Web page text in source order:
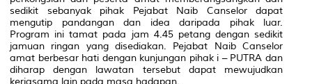
sedikit sebanyak pihak Pejabat Naib Canselor dapat
mengutip pandangan dan idea daripada pihak luar.
Program ini tamat pada jam 4.45 petang dengan sedikit
jamuan ringan yang disediakan. Pejabat Naib Canselor
amat berbesar hati dengan kunjungan pihak i – PUTRA dan
diharap dengan lawatan tersebut dapat mewujudkan
kerjasama lain pada masa hadapan.